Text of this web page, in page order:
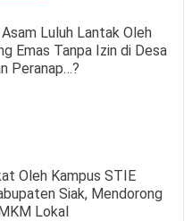
Luluh Lantak Oleh
Emas Tanpa Izin di Desa
Peranap…?
Oleh Kampus STIE
Siak, Mendorong
Lokal